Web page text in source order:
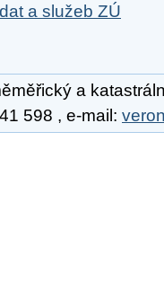
a služeb ZÚ
a
598 , e-mail: